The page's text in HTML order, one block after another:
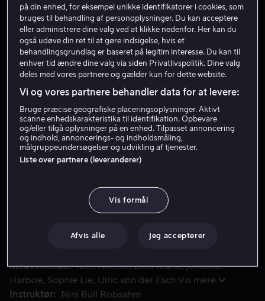
De dødes sø
4.4 Gys 2019 1 t. 31 min
15 år
Lej 49 kr
Køb 109 kr
Lillians tvillingebror dør på mystisk vis ved den gamle
Lillians tvillingebror dør på mystisk vis ved den gamle
familiehytte. Et år senere, vender Lillian tilbage til hytten
mystiske ting at ske.
Medvirkende Iben Akerlie Elias Munk Jonathan
Harboe
Sophie Lie Ulric von der Esch Vis mere
Instruktør
Nini Bull Robsahm
på din enhed, for eksempel unikke identifikatorer i cookies, som
bruges til behandling af personoplysninger. Du kan acceptere
eller administrere dine valg ved at klikke nedenfor. Her kan du
også udøve din ret til at gøre indsigelse, hvis et
behandlingsgrundlag er baseret på legitim interesse. Du kan til
enhver tid ændre dine valg via siden Privatlivspolitik. Dine valg
deles med vores partnere og gælder kun for dette website.
Vi og vores partnere behandler data for at levere:
Bruge præcise geografiske placeringsoplysninger. Aktivt
scanne enhedskarakteristika til identifikation. Opbevare
og/eller tilgå oplysninger på en enhed. Tilpasset annoncering
og indhold, annoncerings- og indholdsmåling,
målgruppeundersøgelser og udvikling af tjenester.
Liste over partnere (leverandører)
Vis formål
Afvis alle Jeg accepterer